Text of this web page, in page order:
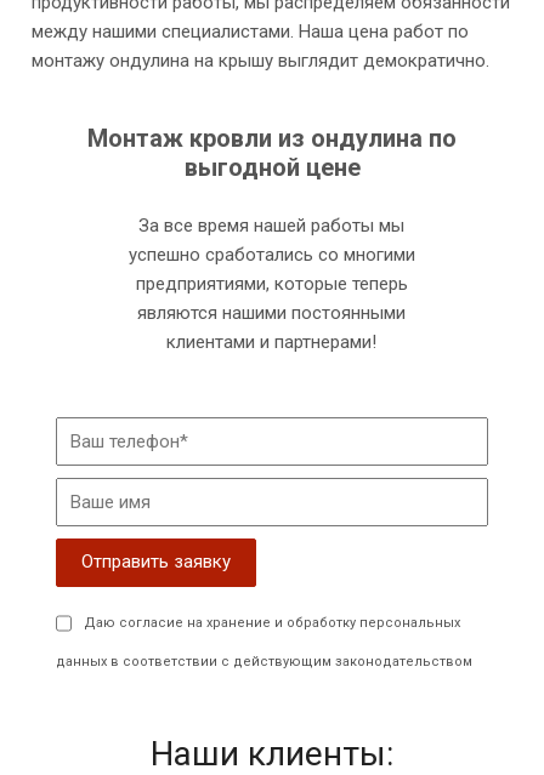
между нашими специалистами. Наша цена работ по
монтажу ондулина на крышу выглядит демократично.
Монтаж кровли из ондулина по
выгодной цене
За все время нашей работы мы
успешно сработались со многими
предприятиями, которые теперь
являются нашими постоянными
клиентами и партнерами!
Даю согласие на хранение и обработку персональных
данных в соответствии с действующим законодательством
Наши клиенты: